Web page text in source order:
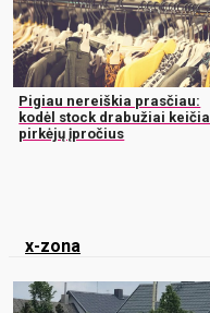
Pigiau nereiškia prasčiau:
kodėl stock drabužiai keičia
pirkėjų įpročius
x-zona